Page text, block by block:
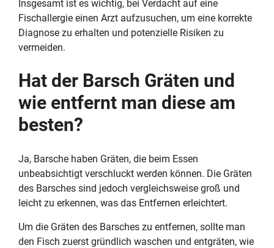
Insgesamt ist es wichtig, bei Verdacht auf eine
Fischallergie einen Arzt aufzusuchen, um eine korrekte
Diagnose zu erhalten und potenzielle Risiken zu
vermeiden.
Hat der Barsch Gräten und
wie entfernt man diese am
besten?
Ja, Barsche haben Gräten, die beim Essen
unbeabsichtigt verschluckt werden können. Die Gräten
des Barsches sind jedoch vergleichsweise groß und
leicht zu erkennen, was das Entfernen erleichtert.
Um die Gräten des Barsches zu entfernen, sollte man
den Fisch zuerst gründlich waschen und entgräten, wie